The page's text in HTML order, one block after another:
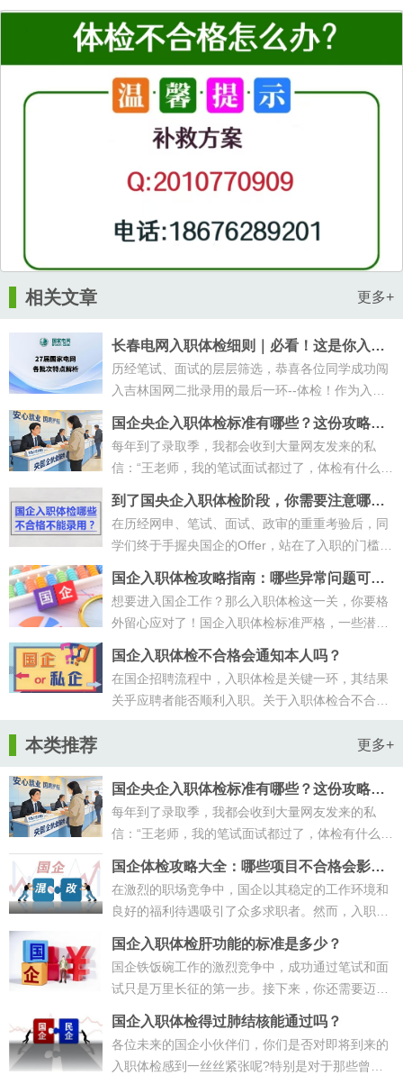
相关文章 更多+
长春电网入职体检细则｜必看！这是你入职
前的最后一道关键关卡
历经笔试、面试的层层筛选，恭喜各位同学成功闯
入吉林国网二批录用的最后一环--体检！作为入职
国企央企入职体检标准有哪些？这份攻略大
家赶紧来收藏！
每年到了录取季，我都会收到大量网友发来的私
信：“王老师，我的笔试面试都过了，体检有什么需
到了国央企入职体检阶段，你需要注意哪些
事？
在历经网申、笔试、面试、政审的重重考验后，同
学们终于手握央国企的Offer，站在了入职的门槛
国企入职体检攻略指南：哪些异常问题可能
导致体检不合格？
想要进入国企工作？那么入职体检这一关，你要格
外留心应对了！国企入职体检标准严格，一些潜在
国企入职体检不合格会通知本人吗？
在国企招聘流程中，入职体检是关键一环，其结果
关乎应聘者能否顺利入职。关于入职体检合不合格
是否都会通知这一问题，通常情况下···
本类推荐 更多+
国企央企入职体检标准有哪些？这份攻略大
家赶紧来收藏！
每年到了录取季，我都会收到大量网友发来的私
信：“王老师，我的笔试面试都过了，体检有什么需
国企体检攻略大全：哪些项目不合格会影响
国企入职？
在激烈的职场竞争中，国企以其稳定的工作环境和
良好的福利待遇吸引了众多求职者。然而，入职国
国企入职体检肝功能的标准是多少？
国企铁饭碗工作的激烈竞争中，成功通过笔试和面
试只是万里长征的第一步。接下来，你还需要迈过
国企入职体检得过肺结核能通过吗？
各位未来的国企小伙伴们，你们是否对即将到来的
入职体检感到一丝丝紧张呢?特别是对于那些曾经